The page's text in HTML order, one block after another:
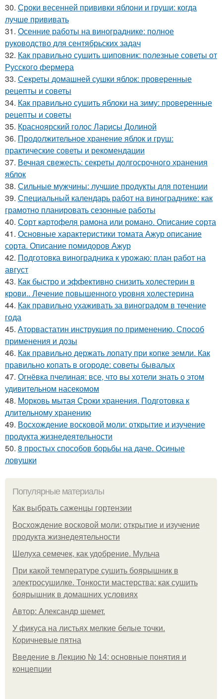
30. Сроки весенней прививки яблони и груши: когда
лучше прививать
31. Осенние работы на винограднике: полное
руководство для сентябрьских задач
32. Как правильно сушить шиповник: полезные советы от
Русского фермера
33. Секреты домашней сушки яблок: проверенные
рецепты и советы
34. Как правильно сушить яблоки на зиму: проверенные
рецепты и советы
35. Красноярский голос Ларисы Долиной
36. Продолжительное хранение яблок и груш:
практические советы и рекомендации
37. Вечная свежесть: секреты долгосрочного хранения
яблок
38. Сильные мужчины: лучшие продукты для потенции
39. Специальный календарь работ на винограднике: как
грамотно планировать сезонные работы
40. Сорт картофеля рамона или романо. Описание сорта
41. Основные характеристики томата Ажур описание
сорта. Описание помидоров Ажур
42. Подготовка виноградника к урожаю: план работ на
август
43. Как быстро и эффективно снизить холестерин в
крови.. Лечение повышенного уровня холестерина
44. Как правильно ухаживать за виноградом в течение
года
45. Аторвастатин инструкция по применению. Способ
применения и дозы
46. Как правильно держать лопату при копке земли. Как
правильно копать в огороде: советы бывалых
47. Огнёвка пчелиная: все, что вы хотели знать о этом
удивительном насекомом
48. Морковь мытая Сроки хранения. Подготовка к
длительному хранению
49. Восхождение восковой моли: открытие и изучение
продукта жизнедеятельности
50. 8 простых способов борьбы на даче. Осиные
ловушки
Популярные материалы
Как выбрать саженцы гортензии
Восхождение восковой моли: открытие и изучение
продукта жизнедеятельности
Шелуха семечек, как удобрение. Мульча
При какой температуре сушить боярышник в
электросушилке. Тонкости мастерства: как сушить
боярышник в домашних условиях
Автор: Александр шемет.
У фикуса на листьях мелкие белые точки.
Коричневые пятна
Введение в Лекцию № 14: основные понятия и
концепции